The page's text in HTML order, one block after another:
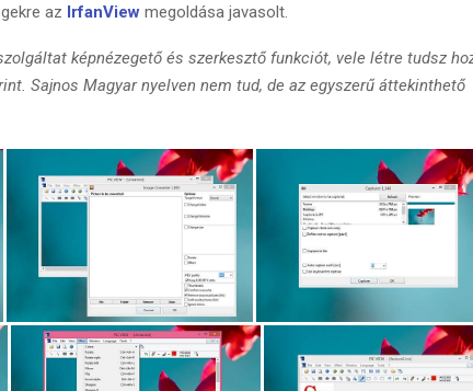
az IrfanView megoldása javasolt.
képnézegető és szerkesztő funkciót, vele létre tudsz
Sajnos Magyar nyelven nem tud, de az egyszerű áttekinthető